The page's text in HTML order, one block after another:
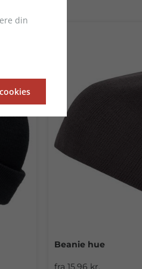
Beanie hue
fra 15,96 kr.
din